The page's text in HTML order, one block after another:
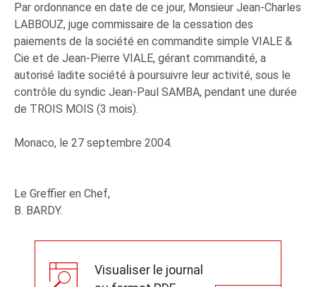
Par ordonnance en date de ce jour, Monsieur Jean-Charles
LABBOUZ, juge commissaire de la cessation des
paiements de la société en commandite simple VIALE &
Cie et de Jean-Pierre VIALE, gérant commandité, a
autorisé ladite société à poursuivre leur activité, sous le
contrôle du syndic Jean-Paul SAMBA, pendant une durée
de TROIS MOIS (3 mois).
Monaco, le 27 septembre 2004.
Le Greffier en Chef,
B. BARDY.
Visualiser le journal